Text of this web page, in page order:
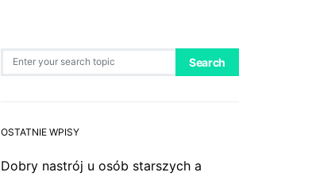
Search
OSTATNIE WPISY
Dobry nastrój u osób starszych a